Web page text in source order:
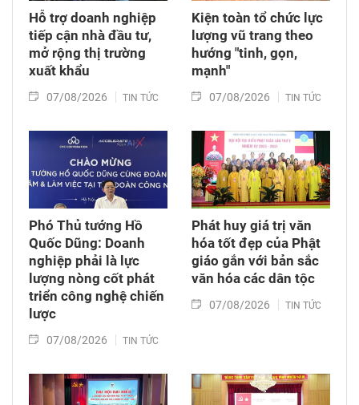
Hỗ trợ doanh nghiệp
tiếp cận nhà đầu tư,
mở rộng thị trường
xuất khẩu
07/08/2026 TIN TỨC
Kiện toàn tổ chức lực
lượng vũ trang theo
hướng "tinh, gọn,
mạnh"
07/08/2026 TIN TỨC
Phó Thủ tướng Hồ
Quốc Dũng: Doanh
nghiệp phải là lực
lượng nòng cốt phát
triển công nghệ chiến
lược
07/08/2026 TIN TỨC
Phát huy giá trị văn
hóa tốt đẹp của Phật
giáo gắn với bản sắc
văn hóa các dân tộc
07/08/2026 TIN TỨC